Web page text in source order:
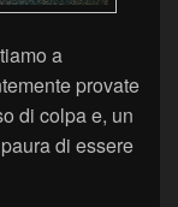
a
provate
di colpa e, un
di essere
legate alla